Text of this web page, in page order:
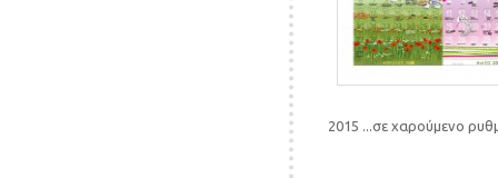
2015 ...σε χαρούμενο